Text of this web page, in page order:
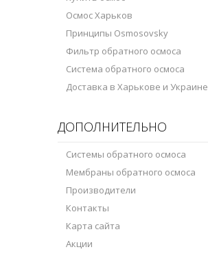
Осмос Харьков
Принципы Osmosovsky
Фильтр обратного осмоса
Система обратного осмоса
Доставка в Харькове и Украине
ДОПОЛНИТЕЛЬНО
Системы обратного осмоса
Мембраны обратного осмоса
Производители
Контакты
Карта сайта
Акции